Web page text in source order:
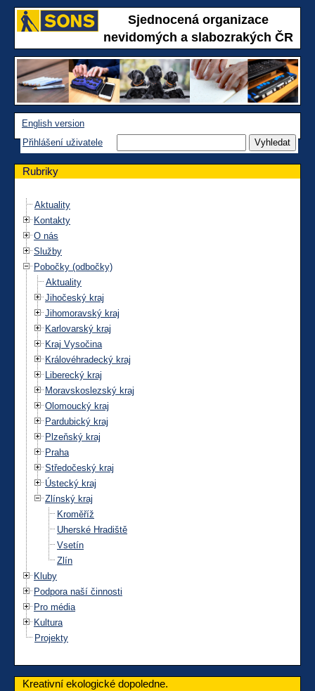
Sjednocená organizace
nevidomých a slabozrakých ČR
English version
Přihlášení uživatele
Rubriky
Aktuality
Kontakty
O nás
Služby
Pobočky (odbočky)
Aktuality
Jihočeský kraj
Jihomoravský kraj
Karlovarský kraj
Kraj Vysočina
Královéhradecký kraj
Liberecký kraj
Moravskoslezský kraj
Olomoucký kraj
Pardubický kraj
Plzeňský kraj
Praha
Středočeský kraj
Ústecký kraj
Zlínský kraj
Kroměříž
Uherské Hradiště
Vsetín
Zlín
Kluby
Podpora naší činnosti
Pro média
Kultura
Projekty
Kreativní ekologické dopoledne.